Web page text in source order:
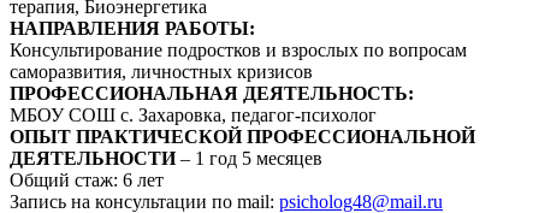
терапия, Биоэнергетика
НАПРАВЛЕНИЯ РАБОТЫ:
Консультирование подростков и взрослых по вопросам
саморазвития, личностных кризисов
ПРОФЕССИОНАЛЬНАЯ ДЕЯТЕЛЬНОСТЬ:
МБОУ СОШ с. Захаровка, педагог-психолог
ОПЫТ ПРАКТИЧЕСКОЙ ПРОФЕССИОНАЛЬНОЙ
ДЕЯТЕЛЬНОСТИ– 1 год 5 месяцев
Общий стаж: 6 лет
Запись на консультации по mail: psicholog48@mail.ru